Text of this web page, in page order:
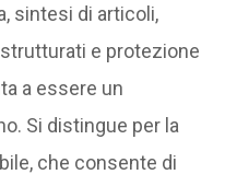
sintesi di articoli,
e protezione
a essere un
Si distingue per la
che consente di